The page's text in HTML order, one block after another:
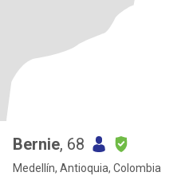
Bernie, 68
Medellín, Antioquia, Colombia